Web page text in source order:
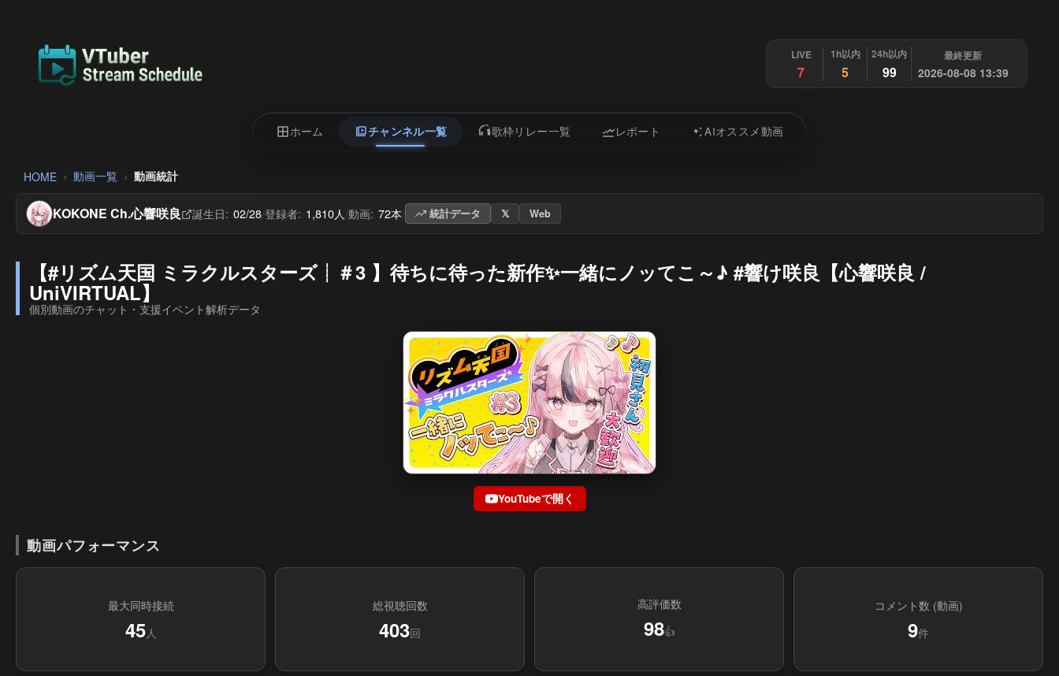
LIVE
7
1h以内
5
24h以内
99
最終更新
2026-08-08 13:39
ホーム チャンネル一覧 歌枠リレー一覧 レポート AIオススメ動画
HOME 動画一覧 動画統計
KOKONE Ch.心響咲良 誕生日: 02/28/登録者: 1,810人/動画: 72本/ 統計データ 𝕏 Web
【#リズム天国 ミラクルスターズ┊＃3 】待ちに待った新作✨一緒にノッてこ～♪ #響け咲良【心響咲良 /
UniVIRTUAL】
個別動画のチャット・支援イベント解析データ
YouTubeで開く
動画パフォーマンス
最大同時接続
45人
総視聴回数
403回
高評価数
98👍
コメント数 (動画)
9件